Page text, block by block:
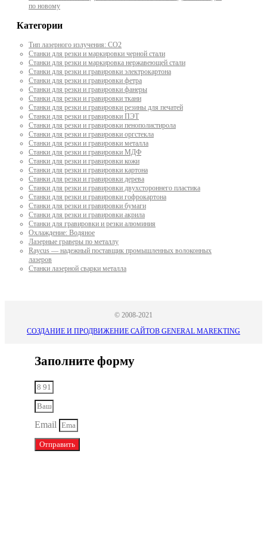
по новому
Категории
Тип лазерного излучения: СО2
Станки для резки и маркировки черной стали
Станки для резки и маркировка нержавеющей стали
Станки для резки и гравировки электрокартона
Станки для резки и гравировки фетра
Станки для резки и гравировки фанеры
Станки для резки и гравировки ткани
Станки для резки и гравировки резины для печатей
Станки для резки и гравировки ПЭТ
Станки для резки и гравировки пенополистирола
Станки для резки и гравировки оргстекла
Станки для резки и гравировки металла
Станки для резки и гравировки МДФ
Станки для резки и гравировки кожи
Станки для резки и гравировки картона
Станки для резки и гравировки дерева
Станки для резки и гравировки двухстороннего пластика
Станки для резки и гравировки гофрокартона
Станки для резки и гравировки бумаги
Станки для резки и гравировки акрила
Станки для гравировки и резки алюминия
Охлаждение: Водяное
Лазерные граверы по металлу
Raycus — надежный поставщик промышленных волоконных
лазеров
Cтанки лазерной сварки металла
© 2008-2021
СОЗДАНИЕ И ПРОДВИЖЕНИЕ САЙТОВ GENERAL MAREKTING
Заполните форму
Email
Отправить